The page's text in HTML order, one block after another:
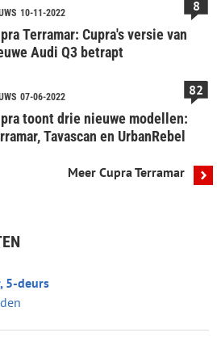
10-11-2022
Terramar: Cupra's versie van
Audi Q3 betrapt
8
07-06-2022
toont drie nieuwe modellen:
Tavascan en UrbanRebel
82
Meer Cupra Terramar
5-deurs